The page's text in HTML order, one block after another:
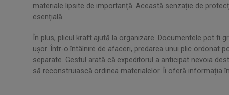
materiale lipsite de importanță. Această senzație de
esențială.
În plus, plicul kraft ajută la organizare. Documentele pot fi
ușor. Într-o întâlnire de afaceri, predarea unui plic ordonat
separate. Gestul arată că expeditorul a anticipat nevoia
să reconstruiască ordinea materialelor. Îi oferă informația